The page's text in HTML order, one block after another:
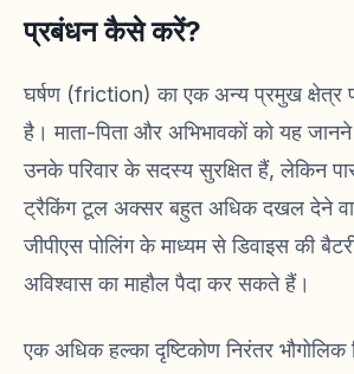
प्रबंधन कैसे करें?
घर्षण (friction) का एक अन्य प्रमुख क्षेत्र
है। माता-पिता और अभिभावकों को यह
उनके परिवार के सदस्य सुरक्षित हैं, लेकिन
ट्रैकिंग टूल अक्सर बहुत अधिक दखल देने
जीपीएस पोलिंग के माध्यम से डिवाइस की
अविश्वास का माहौल पैदा कर सकते हैं।
एक अधिक हल्का दृष्टिकोण निरंतर